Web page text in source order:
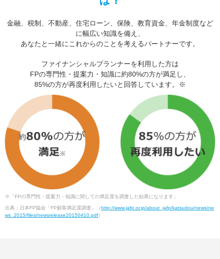
金融、税制、不動産、住宅ローン、保険、教育資金、年金制度など
に幅広い知識を備え、
あなたと一緒にこれからのことを考えるパートナーです。
ファイナンシャルプランナーを利用した方は
FPの専門性・提案力・知識に約80%の方が満足し、
85%の方が再度利用したいと回答しています。※
※「FPの専門性・提案力・知識に関しての満足度を調査した結果になります」
出典：日本FP協会「FP顧客満足度調査」（http://www.jafp.or.jp/about_jafp/katsudou/news/ne
ws_2015/files/newsrelease20150410.pdf）